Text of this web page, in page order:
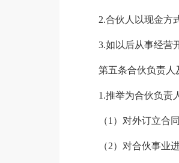
2.合伙人以现金方
3.如以后从事经营
第五条合伙负责人
1.推举为合伙负责
（1）对外订立合同
（2）对合伙事业